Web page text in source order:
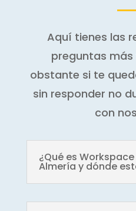
Aquí tienes las
preguntas
obstante si te
sin responder no
con
¿Qué es
Almería y dónde